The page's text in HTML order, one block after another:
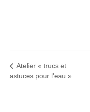
Atelier « trucs et
astuces pour l’eau »